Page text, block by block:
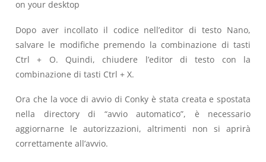
on your desktop
Dopo aver incollato il codice nell’editor di testo Nano,
salvare le modifiche premendo la combinazione di tasti
Ctrl + O. Quindi, chiudere l’editor di testo con la
combinazione di tasti Ctrl + X.
Ora che la voce di avvio di Conky è stata creata e spostata
nella directory di “avvio automatico”, è necessario
aggiornarne le autorizzazioni, altrimenti non si aprirà
correttamente all’avvio.